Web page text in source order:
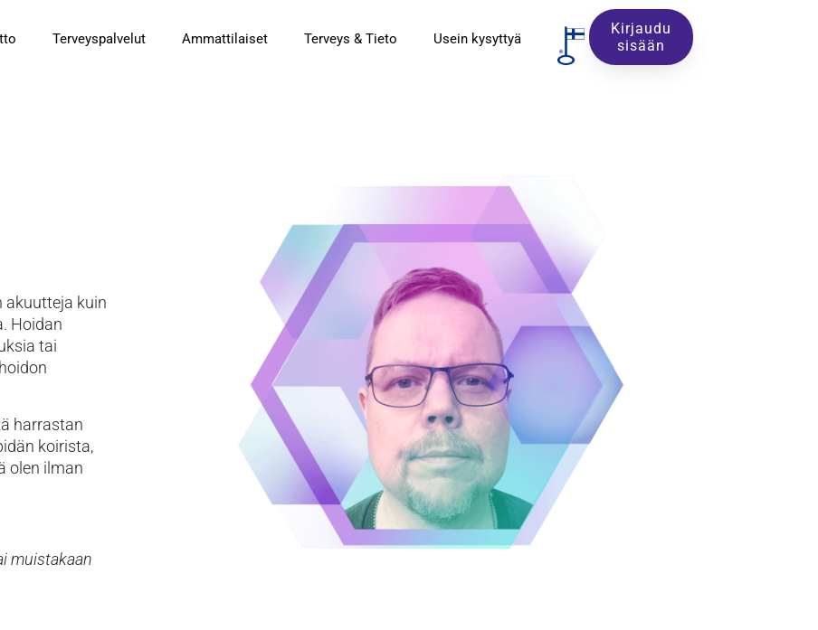
Terveyspalvelut Ammattilaiset Terveys & Tieto Usein kysyttyä
Kirjaudu
sisään
akuutteja kuin
Hoidan
tai
harrastan
koirista,
olen ilman
muistakaan